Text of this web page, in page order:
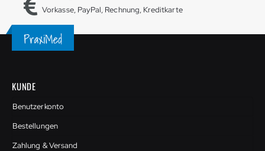
Vorkasse, PayPal, Rechnung, Kreditkarte
KUNDE
Benutzerkonto
Bestellungen
Zahlung & Versand